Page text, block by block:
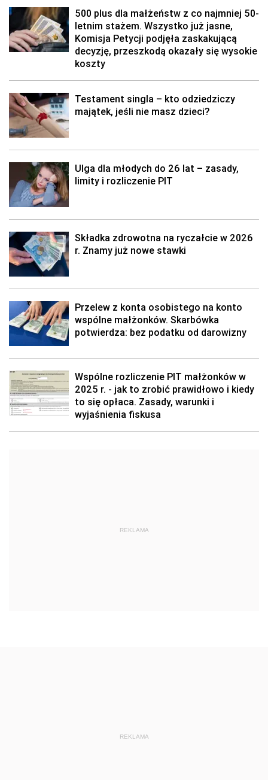
500 plus dla małżeństw z co najmniej 50-
letnim stażem. Wszystko już jasne,
Komisja Petycji podjęła zaskakującą
decyzję, przeszkodą okazały się wysokie
koszty
Testament singla – kto odziedziczy
majątek, jeśli nie masz dzieci?
Ulga dla młodych do 26 lat – zasady,
limity i rozliczenie PIT
Składka zdrowotna na ryczałcie w 2026
r. Znamy już nowe stawki
Przelew z konta osobistego na konto
wspólne małżonków. Skarbówka
potwierdza: bez podatku od darowizny
Wspólne rozliczenie PIT małżonków w
2025 r. - jak to zrobić prawidłowo i kiedy
to się opłaca. Zasady, warunki i
wyjaśnienia fiskusa
REKLAMA
REKLAMA